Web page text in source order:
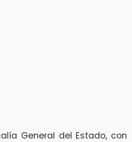
General del Estado, con